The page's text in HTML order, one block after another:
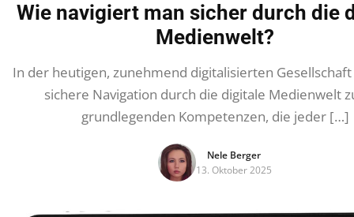
Wie navigiert man sicher durch die
Medienwelt?
In der heutigen, zunehmend digitalisierten
sichere Navigation durch die digitale Medienwelt
grundlegenden Kompetenzen, die jeder […]
Nele Berger
13. Oktober 2025